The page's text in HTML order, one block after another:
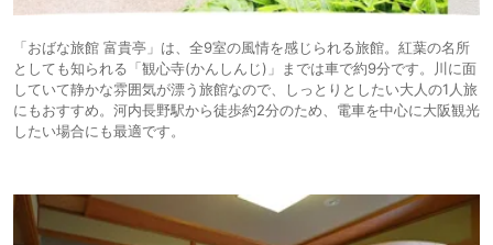
「おばな旅館 富貴亭」は、全9室の風情を感じられる旅館。紅葉の名所
としても知られる「観心寺(かんしんじ)」までは車で約9分です。川に面
していて静かな雰囲気が漂う旅館なので、しっとりとしたい大人の1人旅
にもおすすめ。河内長野駅から徒歩約2分のため、電車を中心に大阪観光
したい場合にも最適です。